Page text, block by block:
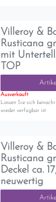
Villeroy &
Rusticana
mit
TOP
Ausverkauft
Lassen Sie sich
wieder verfügbar ist.
Villeroy &
Rusticana
Deckel ca.
neuwertig